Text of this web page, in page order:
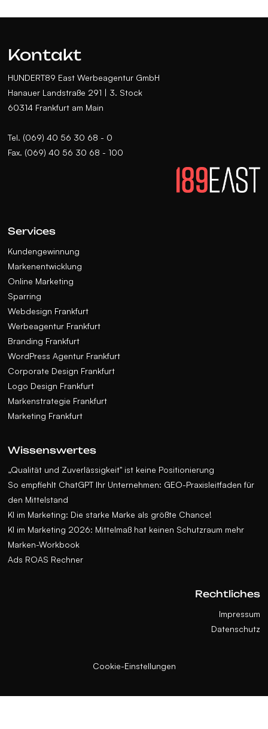
Kontakt
HUNDERT89 East Werbeagentur GmbH
Hanauer Landstraße 291 | 3. Stock
60314 Frankfurt am Main
Tel. (069) 40 56 30 68 - 0
Fax. (069) 40 56 30 68 - 100
Services
Kundengewinnung
Markenentwicklung
Online Marketing
Sparring
Webdesign Frankfurt
Werbeagentur Frankfurt
Branding Frankfurt
WordPress Agentur Frankfurt
Corporate Design Frankfurt
Logo Design Frankfurt
Markenstrategie Frankfurt
Marketing Frankfurt
Wissenswertes
„Qualität und Zuverlässigkeit" ist keine Positionierung
So empfiehlt ChatGPT Ihr Unternehmen: GEO-Praxisleitfaden für
den Mittelstand
KI im Marketing: Die starke Marke als größte Chance!
KI im Marketing 2026: Mittelmaß hat keinen Schutzraum mehr
Marken-Workbook
Ads ROAS Rechner
Rechtliches
Impressum
Datenschutz
Cookie-Einstellungen